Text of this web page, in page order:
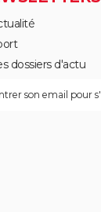
dossiers d'actu